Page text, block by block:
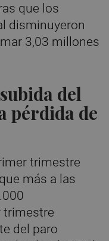
que los
disminuyeron
3,03 millones
del
pérdida de
trimestre
más a las
trimestre
del paro